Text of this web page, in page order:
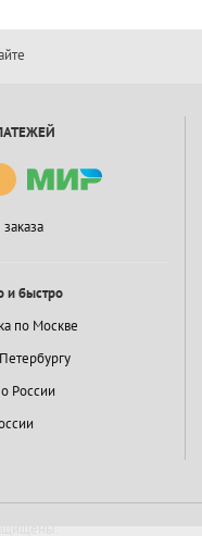
и быстро
по Москве
России